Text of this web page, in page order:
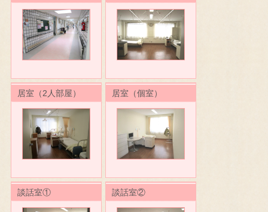
居室（2人部屋） 居室（個室）
談話室① 談話室②